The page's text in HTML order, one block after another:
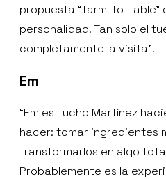
propuesta “farm-to-table”
personalidad. Tan solo el
completamente la visita”.
Em
“Em es Lucho Martínez
hacer: tomar ingredientes
transformarlos en algo
Probablemente es la